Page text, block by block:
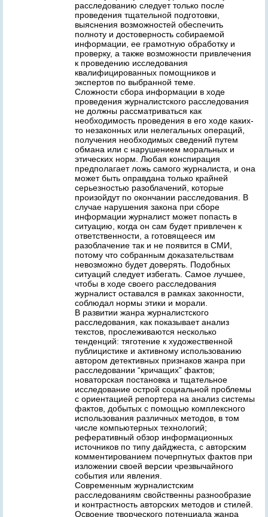
расследованию следует только после
проведения тщательной подготовки,
выяснения возможностей обеспечить
полноту и достоверность собираемой
информации, ее грамотную обработку и
проверку, а также возможности привлечения
к проведению исследования
квалифицированных помощников и
экспертов по выбранной теме.
Сложности сбора информации в ходе
проведения журналистского расследования
не должны рассматриваться как
необходимость проведения в его ходе каких-
то незаконных или нелегальных операций,
получения необходимых сведений путем
обмана или с нарушением моральных и
этических норм. Любая конспирация
предполагает ложь самого журналиста, и она
может быть оправдана только крайней
серьезностью разоблачений, которые
произойдут по окончании расследования. В
случае нарушения закона при сборе
информации журналист может попасть в
ситуацию, когда он сам будет привлечен к
ответственности, а готовящееся им
разоблачение так и не появится в СМИ,
потому что собранным доказательствам
невозможно будет доверять. Подобных
ситуаций следует избегать. Самое лучшее,
чтобы в ходе своего расследования
журналист оставался в рамках законности,
соблюдал нормы этики и морали.
В развитии жанра журналистского
расследования, как показывает анализ
текстов, прослеживаются несколько
тенденций: тяготение к художественной
публицистике и активному использованию
автором детективных признаков жанра при
расследовании “кричащих” фактов;
новаторская постановка и тщательное
исследование острой социальной проблемы
с ориентацией репортера на анализ системы
фактов, добытых с помощью комплексного
использования различных методов, в том
числе компьютерных технологий;
реферативный обзор информационных
источников по типу дайджеста, с авторским
комментированием почерпнутых фактов при
изложении своей версии чрезвычайного
события или явления.
Современным журналистским
расследованиям свойственны разнообразие
и контрастность авторских методов и стилей.
Освоение творческого потенциала жанра